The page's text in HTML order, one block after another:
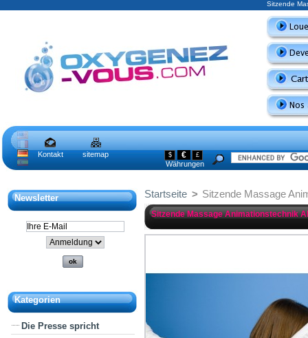
Sitzende
Kontakt sitemap $ € £
Währungen
Newsletter
Kategorien
Die Presse spricht
Startseite > Sitzende Massage
Sitzende Massage Animationstechnik